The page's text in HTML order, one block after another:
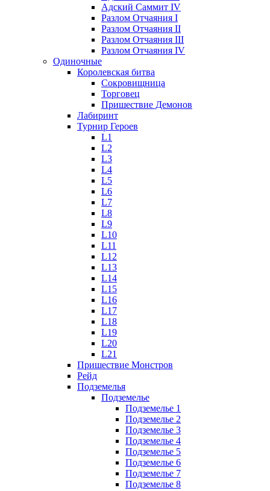
Адский Саммит IV
Разлом Отчаяния I
Разлом Отчаяния II
Разлом Отчаяния III
Разлом Отчаяния IV
Одиночные
Королевская битва
Сокровищница
Торговец
Пришествие Демонов
Лабиринт
Турнир Героев
L1
L2
L3
L4
L5
L6
L7
L8
L9
L10
L11
L12
L13
L14
L15
L16
L17
L18
L19
L20
L21
Пришествие Монстров
Рейд
Подземелья
Подземелье
Подземелье 1
Подземелье 2
Подземелье 3
Подземелье 4
Подземелье 5
Подземелье 6
Подземелье 7
Подземелье 8